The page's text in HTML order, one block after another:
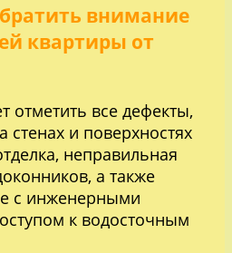
внимание
квартиры от
отметить все дефекты,
стенах и поверхностях
неправильная
а также
с инженерными
к водосточным